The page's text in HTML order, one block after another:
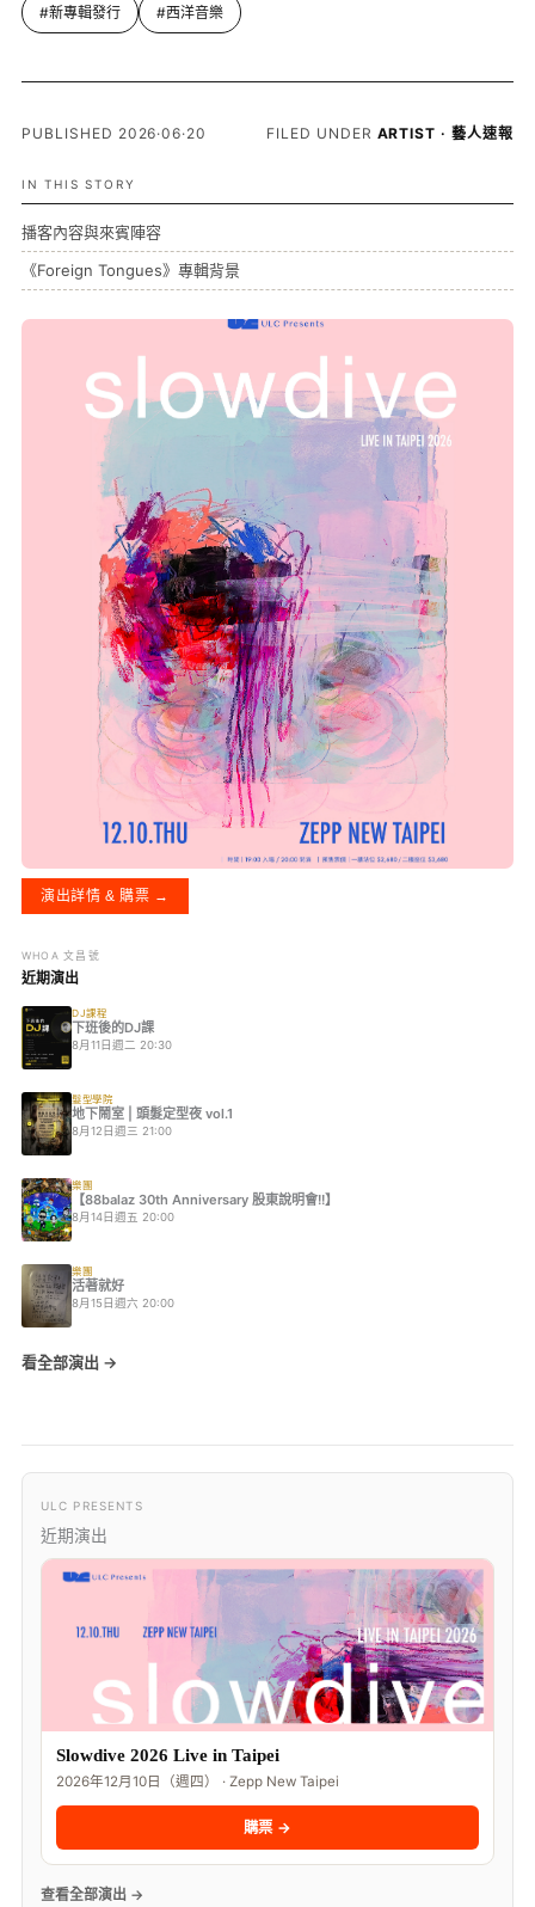
#新專輯發行 #西洋音樂
PUBLISHED 2026·06·20 FILED UNDER ARTIST · 藝人速報
IN THIS STORY
播客內容與來賓陣容
《Foreign Tongues》專輯背景
演出詳情 & 購票 →
WHOA 文昌號
近期演出
DJ課程
下班後的DJ課
8月11日週二 20:30
髮型學院
地下鬧室 | 頭髮定型夜 vol.1
8月12日週三 21:00
樂團
【88balaz 30th Anniversary 股東說明會!!】
8月14日週五 20:00
樂團
活著就好
8月15日週六 20:00
看全部演出 →
ULC PRESENTS
近期演出
Slowdive 2026 Live in Taipei
2026年12月10日（週四） · Zepp New Taipei
購票 →
查看全部演出 →